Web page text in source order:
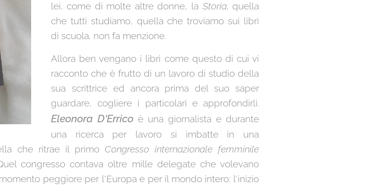
lei, come di molte altre donne, la Storia, quella
che tutti studiamo, quella che troviamo sui libri
di scuola, non fa menzione.
Allora ben vengano i libri come questo di cui vi
racconto che è frutto di un lavoro di studio della
sua scrittrice ed ancora prima del suo saper
guardare, cogliere i particolari e approfondirli.
Eleonora D'Errico è una giornalista e durante
una ricerca per lavoro si imbatte in una
che ritrae il primo Congresso internazionale femminile
congresso contava oltre mille delegate che volevano
peggiore per l'Europa e per il mondo intero: l'inizio